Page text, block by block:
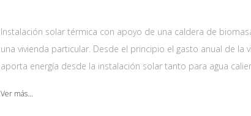
Instalación solar térmica con apoyo de una caldera de
una vivienda particular. Desde el principio el gasto anual de la
aporta energía desde la instalación solar tanto para agua
Ver más...